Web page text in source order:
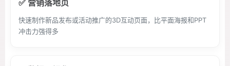
✅ 营销落地页
快速制作新品发布或活动推广的3D互动页面，比平面海报和PPT
冲击力强得多